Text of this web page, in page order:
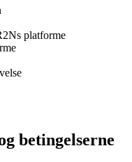
platforme
betingelserne